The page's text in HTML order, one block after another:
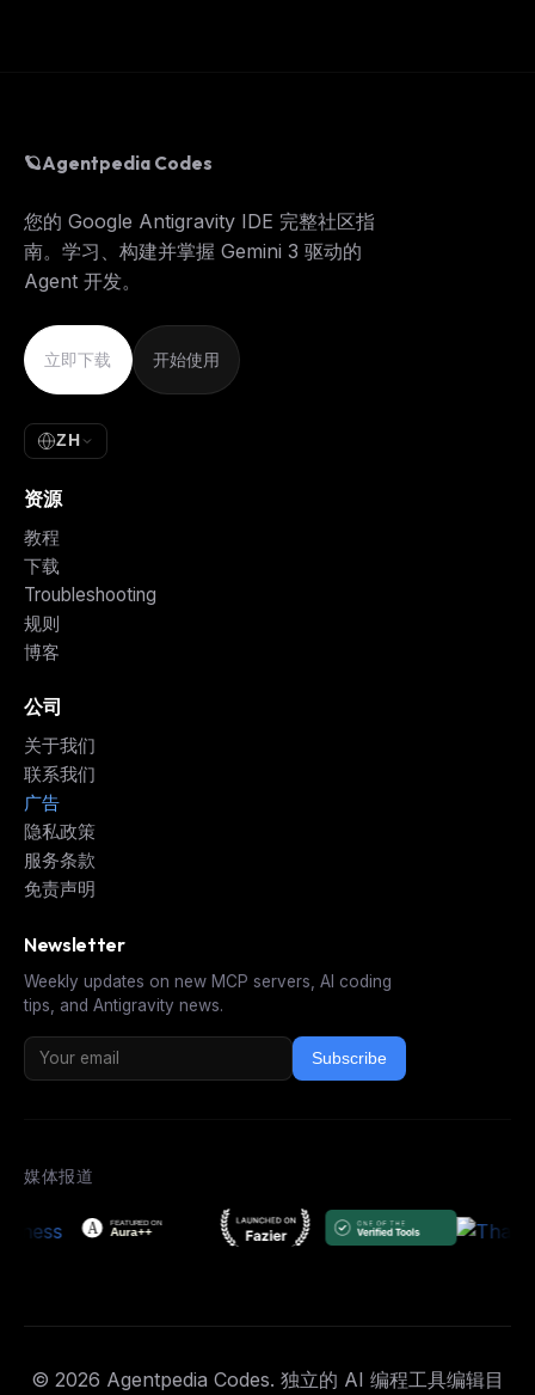
🪐Agentpedia Codes
您的 Google Antigravity IDE 完整社区指
南。学习、构建并掌握 Gemini 3 驱动的
Agent 开发。
立即下载 开始使用
ZH
资源
教程
下载
Troubleshooting
规则
博客
公司
关于我们
联系我们
广告
隐私政策
服务条款
免责声明
Newsletter
Weekly updates on new MCP servers, AI coding
tips, and Antigravity news.
Subscribe
媒体报道
© 2026 Agentpedia Codes. 独立的 AI 编程工具编辑目